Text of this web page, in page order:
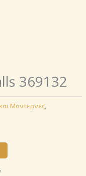
369132
Μοντερνες,